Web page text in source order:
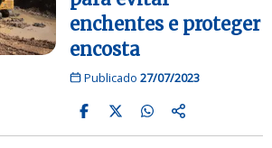
enchentes e proteger
encosta
Publicado 27/07/2023